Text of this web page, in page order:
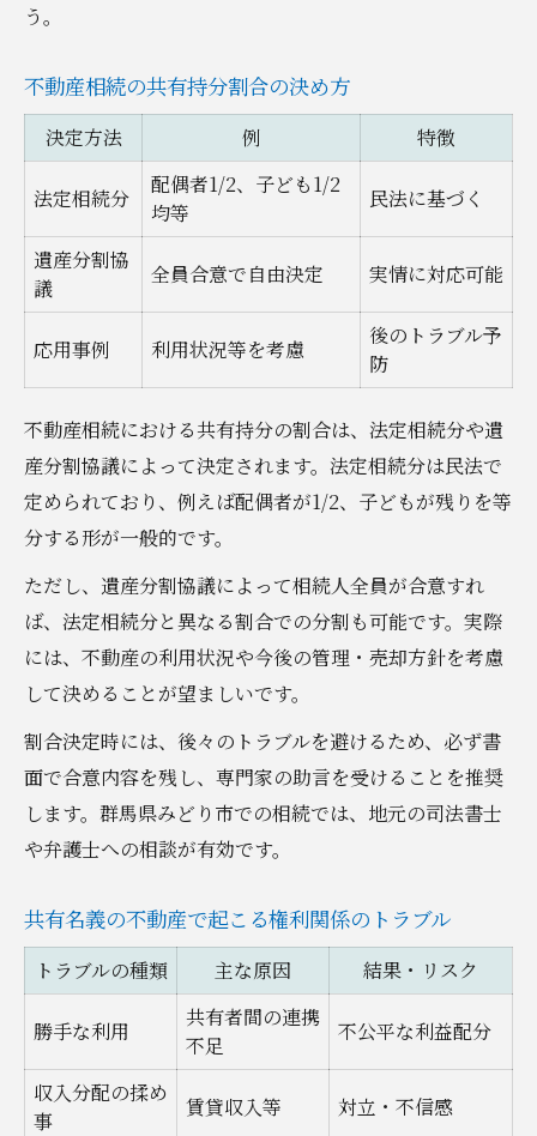
う。
不動産相続の共有持分割合の決め方
決定方法 例 特徴
法定相続分
配偶者1/2、子ども1/2
均等
民法に基づく
遺産分割協
議
全員合意で自由決定 実情に対応可能
応用事例 利用状況等を考慮
後のトラブル予
防
不動産相続における共有持分の割合は、法定相続分や遺
産分割協議によって決定されます。法定相続分は民法で
定められており、例えば配偶者が1/2、子どもが残りを等
分する形が一般的です。
ただし、遺産分割協議によって相続人全員が合意すれ
ば、法定相続分と異なる割合での分割も可能です。実際
には、不動産の利用状況や今後の管理・売却方針を考慮
して決めることが望ましいです。
割合決定時には、後々のトラブルを避けるため、必ず書
面で合意内容を残し、専門家の助言を受けることを推奨
します。群馬県みどり市での相続では、地元の司法書士
や弁護士への相談が有効です。
共有名義の不動産で起こる権利関係のトラブル
トラブルの種類 主な原因 結果・リスク
勝手な利用
共有者間の連携
不足
不公平な利益配分
収入分配の揉め
事
賃貸収入等 対立・不信感